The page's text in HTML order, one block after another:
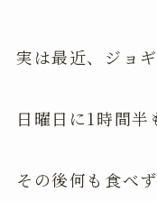
実は最近、ジョ
日曜日に1時間半
その後何も食べ